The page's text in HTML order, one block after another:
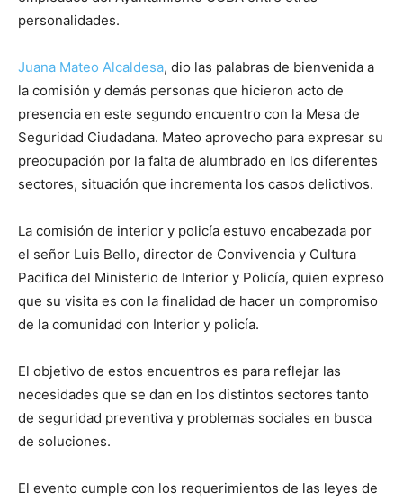
personalidades.
Juana Mateo Alcaldesa, dio las palabras de bienvenida a
la comisión y demás personas que hicieron acto de
presencia en este segundo encuentro con la Mesa de
Seguridad Ciudadana. Mateo aprovecho para expresar su
preocupación por la falta de alumbrado en los diferentes
sectores, situación que incrementa los casos delictivos.
La comisión de interior y policía estuvo encabezada por
el señor Luis Bello, director de Convivencia y Cultura
Pacifica del Ministerio de Interior y Policía, quien expreso
que su visita es con la finalidad de hacer un compromiso
de la comunidad con Interior y policía.
El objetivo de estos encuentros es para reflejar las
necesidades que se dan en los distintos sectores tanto
de seguridad preventiva y problemas sociales en busca
de soluciones.
El evento cumple con los requerimientos de las leyes de